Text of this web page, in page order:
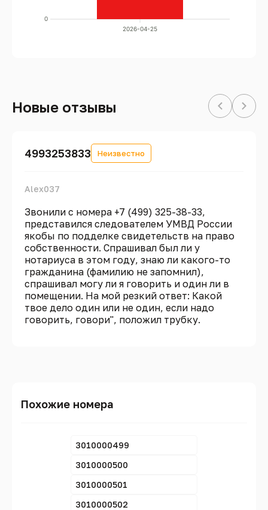
0
2026-04-25
Новые отзывы
4993253833 Неизвестно
Alex037
Звонили с номера +7 (499) 325-38-33,
представился следователем УМВД России
якобы по подделке свидетельств на право
собственности. Спрашивал был ли у
нотариуса в этом году, знаю ли какого-то
гражданина (фамилию не запомнил),
спрашивал могу ли я говорить и один ли в
помещении. На мой резкий ответ: Какой
твое дело один или не один, если надо
говорить, говори", положил трубку.
Похожие номера
3010000499
3010000500
3010000501
3010000502